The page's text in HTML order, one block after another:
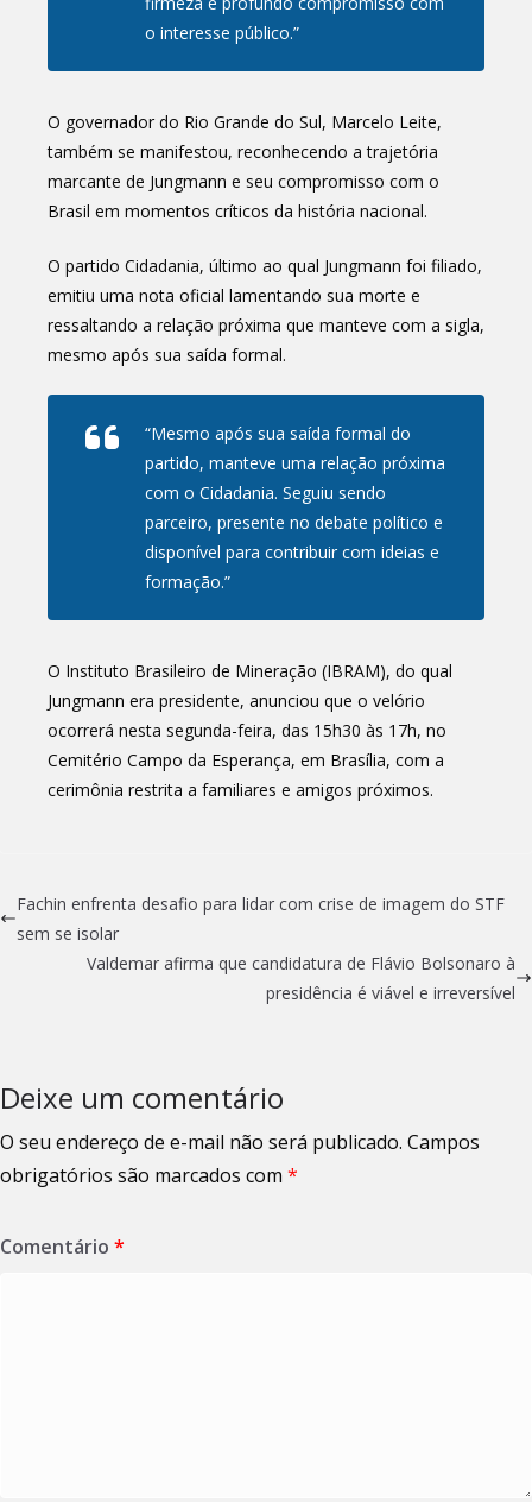
o interesse público.”
O governador do Rio Grande do Sul, Marcelo Leite,
também se manifestou, reconhecendo a trajetória
marcante de Jungmann e seu compromisso com o
Brasil em momentos críticos da história nacional.
O partido Cidadania, último ao qual Jungmann foi filiado,
emitiu uma nota oficial lamentando sua morte e
ressaltando a relação próxima que manteve com a sigla,
mesmo após sua saída formal.
“Mesmo após sua saída formal do
partido, manteve uma relação próxima
com o Cidadania. Seguiu sendo
parceiro, presente no debate político e
disponível para contribuir com ideias e
formação.”
O Instituto Brasileiro de Mineração (IBRAM), do qual
Jungmann era presidente, anunciou que o velório
ocorrerá nesta segunda-feira, das 15h30 às 17h, no
Cemitério Campo da Esperança, em Brasília, com a
cerimônia restrita a familiares e amigos próximos.
Fachin enfrenta desafio para lidar com crise de imagem do STF
sem se isolar
Valdemar afirma que candidatura de Flávio Bolsonaro à
presidência é viável e irreversível
Deixe um comentário
O seu endereço de e-mail não será publicado. Campos
obrigatórios são marcados com *
Comentário *